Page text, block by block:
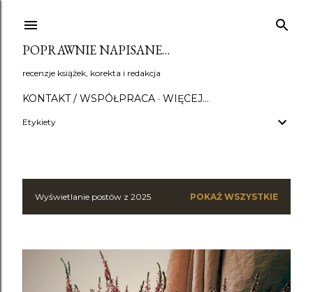
POPRAWNIE NAPISANE…
recenzje książek, korekta i redakcja
KONTAKT / WSPÓŁPRACA WIĘCEJ…
Etykiety
PWyświetlanie postów z 2025 POKAŻ WSZYSTKIE